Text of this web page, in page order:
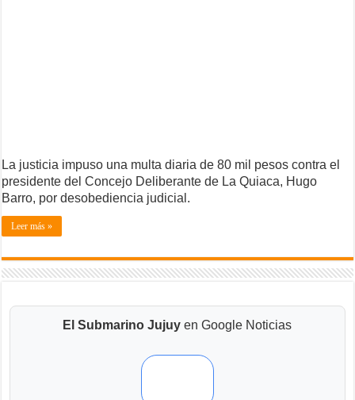
La justicia impuso una multa diaria de 80 mil pesos contra el
presidente del Concejo Deliberante de La Quiaca, Hugo
Barro, por desobediencia judicial.
Leer más »
El Submarino Jujuy en Google Noticias